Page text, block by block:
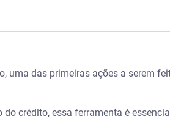
- Serasa Ensina
antes de pedir um crédito?
uma das primeiras ações a serem
crédito, essa ferramenta é